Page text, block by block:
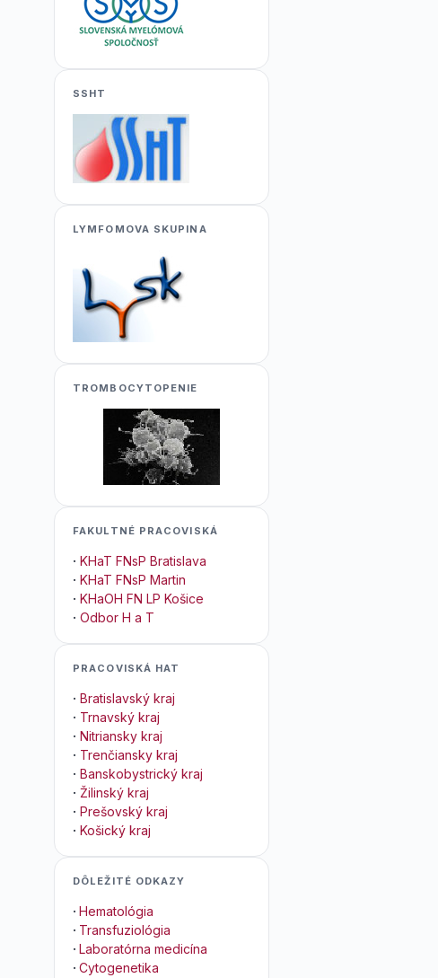
SSHT
LYMFOMOVA SKUPINA
TROMBOCYTOPENIE
FAKULTNÉ PRACOVISKÁ
· KHaT FNsP Bratislava
· KHaT FNsP Martin
· KHaOH FN LP Košice
· Odbor H a T
PRACOVISKÁ HAT
· Bratislavský kraj
· Trnavský kraj
· Nitriansky kraj
· Trenčiansky kraj
· Banskobystrický kraj
· Žilinský kraj
· Prešovský kraj
· Košický kraj
DÔLEŽITÉ ODKAZY
· Hematológia
· Transfuziológia
· Laboratórna medicína
· Cytogenetika